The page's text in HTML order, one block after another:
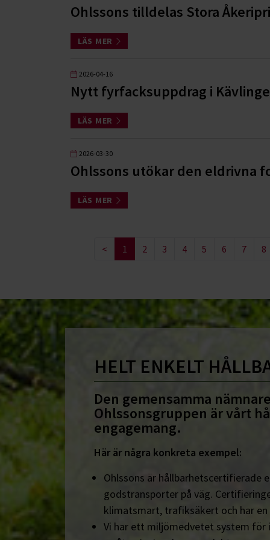
Ohlssons tilldelas Stora
LÄS MER
2026-04-16
Nytt fyrfacksuppdrag i
LÄS MER
2026-03-30
Ohlssons utökar den eldrivna
LÄS MER
< 1 2 3 4 5 6 7 8
HELT ENKELT
Den gemensamma
Ohlssonsgruppen är vårt
engagemang.
Här är några konkreta exempel:
Ohlssons är hållbarhetscertifierade
godstransporter på väg.
klimatsmart, trafiksäkert och har
Vi har ett miljömedvetet system för